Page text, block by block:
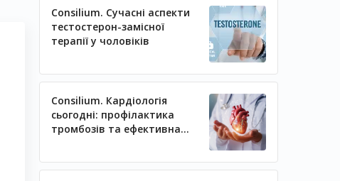
Consilium. Сучасні аспекти
тестостерон-замісної
терапії у чоловіків
Consilium. Кардіологія
сьогодні: профілактика
тромбозів та ефективна